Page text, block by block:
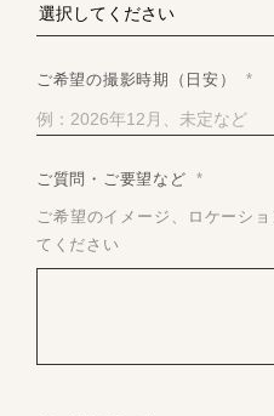
ご希望の撮影時期（日安） *
ご質問・ご要望など *
ご希望のイメージ、ロケーシ
てください